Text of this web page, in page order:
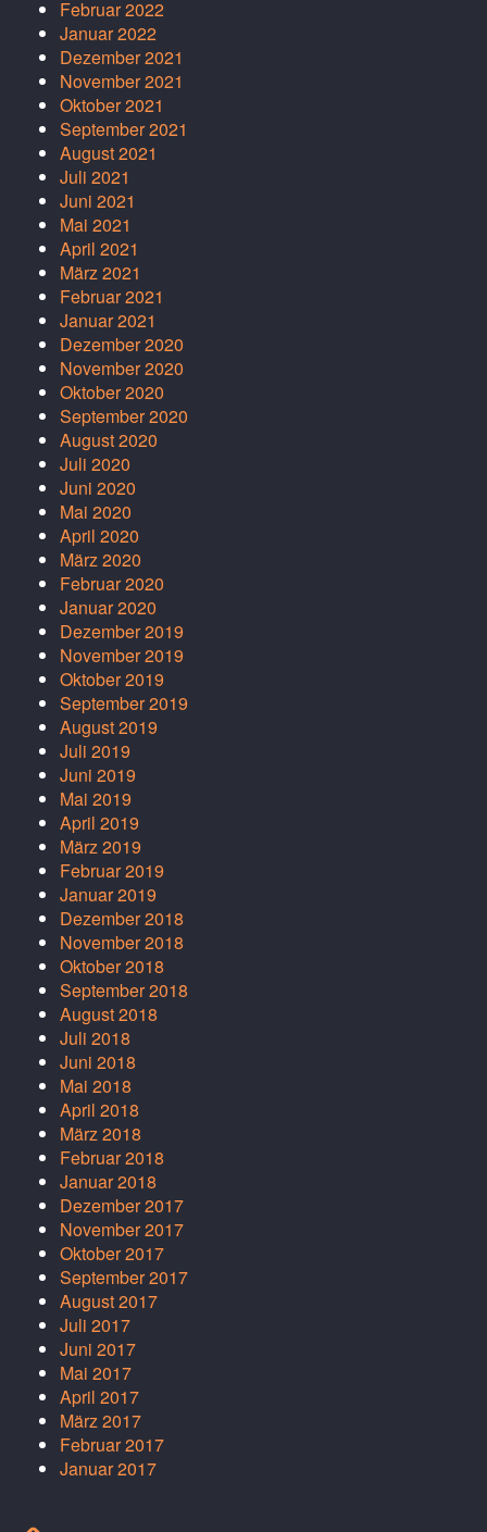
Februar 2022
Januar 2022
Dezember 2021
November 2021
Oktober 2021
September 2021
August 2021
Juli 2021
Juni 2021
Mai 2021
April 2021
März 2021
Februar 2021
Januar 2021
Dezember 2020
November 2020
Oktober 2020
September 2020
August 2020
Juli 2020
Juni 2020
Mai 2020
April 2020
März 2020
Februar 2020
Januar 2020
Dezember 2019
November 2019
Oktober 2019
September 2019
August 2019
Juli 2019
Juni 2019
Mai 2019
April 2019
März 2019
Februar 2019
Januar 2019
Dezember 2018
November 2018
Oktober 2018
September 2018
August 2018
Juli 2018
Juni 2018
Mai 2018
April 2018
März 2018
Februar 2018
Januar 2018
Dezember 2017
November 2017
Oktober 2017
September 2017
August 2017
Juli 2017
Juni 2017
Mai 2017
April 2017
März 2017
Februar 2017
Januar 2017